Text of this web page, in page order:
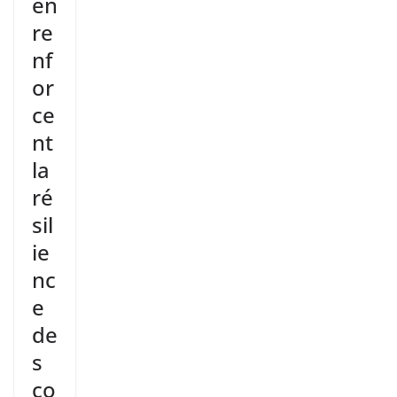
re
nf
or
ce
nt
la
ré
sil
ie
nc
e
de
s
co